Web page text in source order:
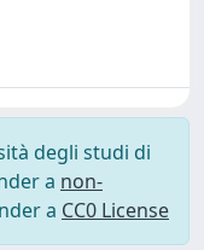
degli studi di
a non-
a CC0 License